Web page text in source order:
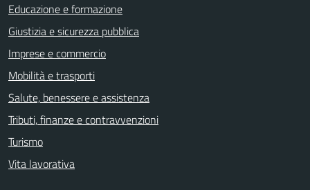
Educazione e formazione
Giustizia e sicurezza pubblica
Imprese e commercio
Mobilità e trasporti
Salute, benessere e assistenza
Tributi, finanze e contravvenzioni
Turismo
Vita lavorativa